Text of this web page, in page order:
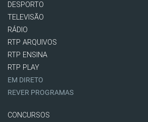
DESPORTO
TELEVISÃO
RÁDIO
RTP ARQUIVOS
RTP ENSINA
RTP PLAY
EM DIRETO
REVER PROGRAMAS
CONCURSOS